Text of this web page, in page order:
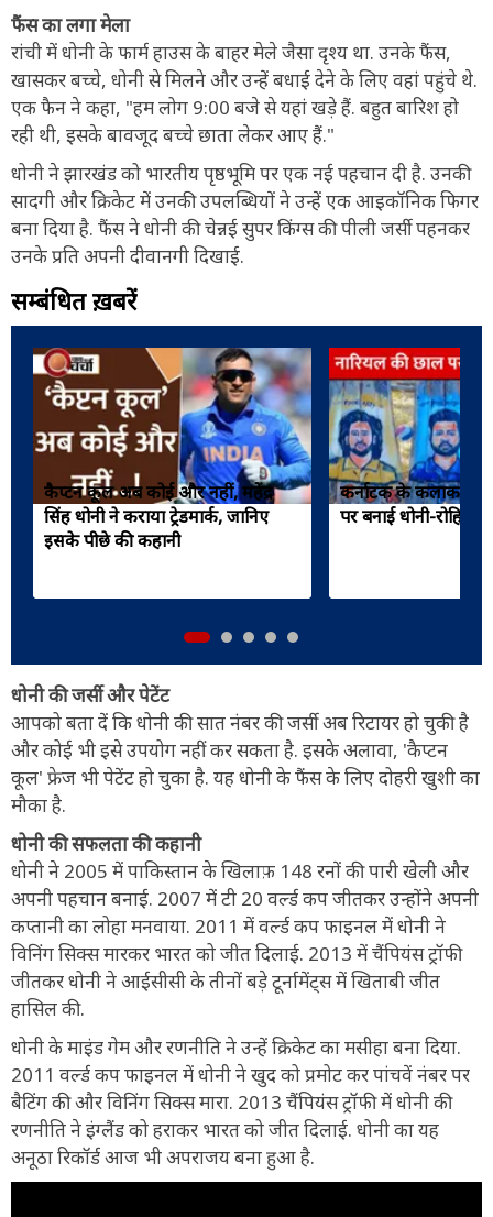
फैंस का लगा मेला
रांची में धोनी के फार्म हाउस के बाहर मेले जैसा दृश्य था. उनके फैंस,
खासकर बच्चे, धोनी से मिलने और उन्हें बधाई देने के लिए वहां पहुंचे थे.
एक फैन ने कहा, "हम लोग 9:00 बजे से यहां खड़े हैं. बहुत बारिश हो
रही थी, इसके बावजूद बच्चे छाता लेकर आए हैं."
धोनी ने झारखंड को भारतीय पृष्ठभूमि पर एक नई पहचान दी है. उनकी
सादगी और क्रिकेट में उनकी उपलब्धियों ने उन्हें एक आइकॉनिक फिगर
बना दिया है. फैंस ने धोनी की चेन्नई सुपर किंग्स की पीली जर्सी पहनकर
उनके प्रति अपनी दीवानगी दिखाई.
सम्बंधित ख़बरें
कैप्टन कूल अब कोई और नहीं, महेंद्र
सिंह धोनी ने कराया ट्रेडमार्क, जानिए
इसके पीछे की कहानी
कर्नाटक के कलाकार ने
पर बनाई धोनी-रोहित
धोनी की जर्सी और पेटेंट
आपको बता दें कि धोनी की सात नंबर की जर्सी अब रिटायर हो चुकी है
और कोई भी इसे उपयोग नहीं कर सकता है. इसके अलावा, 'कैप्टन
कूल' फ्रेज भी पेटेंट हो चुका है. यह धोनी के फैंस के लिए दोहरी खुशी का
मौका है.
धोनी की सफलता की कहानी
धोनी ने 2005 में पाकिस्तान के खिलाफ़ 148 रनों की पारी खेली और
अपनी पहचान बनाई. 2007 में टी 20 वर्ल्ड कप जीतकर उन्होंने अपनी
कप्तानी का लोहा मनवाया. 2011 में वर्ल्ड कप फाइनल में धोनी ने
विनिंग सिक्स मारकर भारत को जीत दिलाई. 2013 में चैंपियंस ट्रॉफी
जीतकर धोनी ने आईसीसी के तीनों बड़े टूर्नामेंट्स में खिताबी जीत
हासिल की.
धोनी के माइंड गेम और रणनीति ने उन्हें क्रिकेट का मसीहा बना दिया.
2011 वर्ल्ड कप फाइनल में धोनी ने खुद को प्रमोट कर पांचवें नंबर पर
बैटिंग की और विनिंग सिक्स मारा. 2013 चैंपियंस ट्रॉफी में धोनी की
रणनीति ने इंग्लैंड को हराकर भारत को जीत दिलाई. धोनी का यह
अनूठा रिकॉर्ड आज भी अपराजय बना हुआ है.